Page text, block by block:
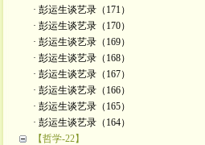
· 彭运生谈艺录（171）
· 彭运生谈艺录（170）
· 彭运生谈艺录（169）
· 彭运生谈艺录（168）
· 彭运生谈艺录（167）
· 彭运生谈艺录（166）
· 彭运生谈艺录（165）
· 彭运生谈艺录（164）
【哲学-22】